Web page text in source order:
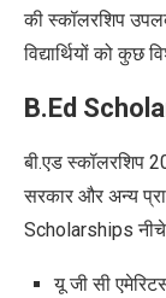
की स्कॉलरशिप
विद्यार्थियों को कुछ
B.Ed
बी.एड स्कॉलरशिप
सरकार और अन्य
Scholarships नीचे
यू जी सी